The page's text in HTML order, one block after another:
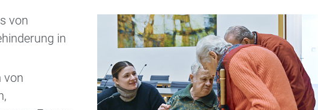
von
in
von